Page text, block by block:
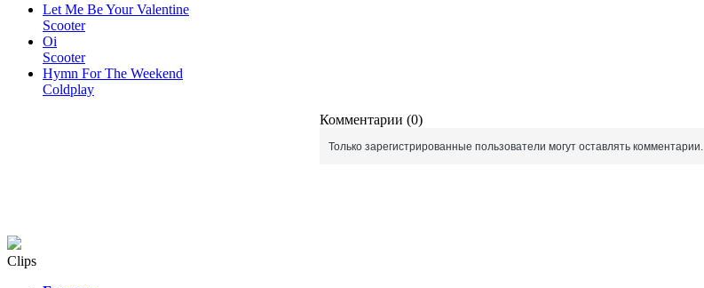
Let Me Be Your Valentine
Scooter
Oi
Scooter
Hymn For The Weekend
Coldplay
Комментарии (0)
Только зарегистрированные пользователи могут оставлять комментарии.
Clips